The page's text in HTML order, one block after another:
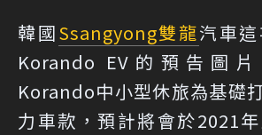
韓國Ssangyong雙龍汽車
Korando EV的預告圖
Korando中小型休旅為基礎
力車款，預計將會於2021